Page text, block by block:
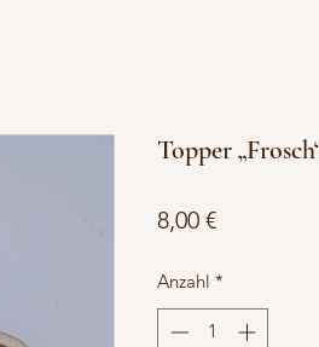
Topper
8,00 €Preis
Anzahl *